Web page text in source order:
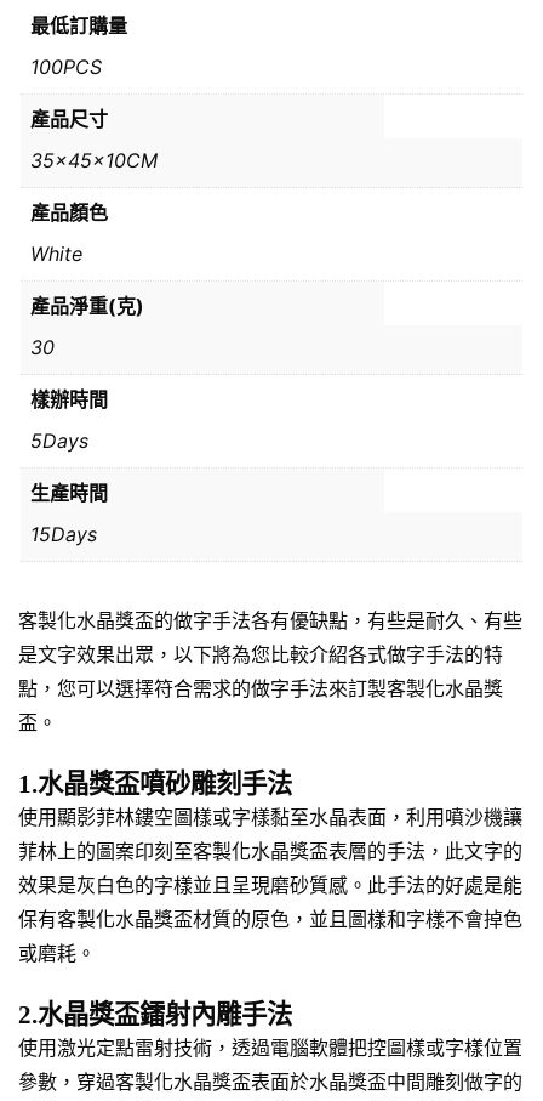
最低訂購量
100PCS
產品尺寸
35x45x10CM
產品顏色
White
產品淨重(克)
30
樣辦時間
5Days
生產時間
15Days
客製化水晶獎盃的做字手法各有優缺點，有些是耐久、有些
是文字效果出眾，以下將為您比較介紹各式做字手法的特
點，您可以選擇符合需求的做字手法來訂製客製化水晶獎
盃。
1.水晶獎盃噴砂雕刻手法
使用顯影菲林鏤空圖樣或字樣黏至水晶表面，利用噴沙機讓
菲林上的圖案印刻至客製化水晶獎盃表層的手法，此文字的
效果是灰白色的字樣並且呈現磨砂質感。此手法的好處是能
保有客製化水晶獎盃材質的原色，並且圖樣和字樣不會掉色
或磨耗。
2.水晶獎盃鐳射內雕手法
使用激光定點雷射技術，透過電腦軟體把控圖樣或字樣位置
參數，穿過客製化水晶獎盃表面於水晶獎盃中間雕刻做字的